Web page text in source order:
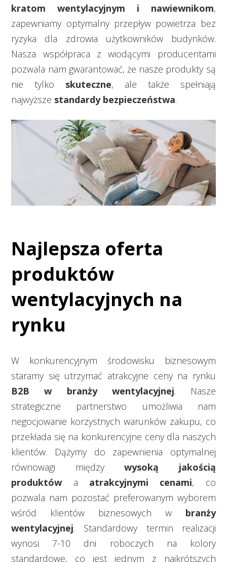
kratom wentylacyjnym i nawiewnikom,
zapewniamy optymalny przepływ powietrza bez
ryzyka dla zdrowia użytkowników budynków.
Nasza współpraca z wiodącymi producentami
pozwala nam gwarantować, że nasze produkty są
nie tylko skuteczne, ale także spełniają
najwyższe standardy bezpieczeństwa.
Najlepsza oferta
produktów
wentylacyjnych na
rynku
W konkurencyjnym środowisku biznesowym
staramy się utrzymać atrakcyjne ceny na rynku
B2B w branży wentylacyjnej. Nasze
strategiczne partnerstwo umożliwia nam
negocjowanie korzystnych warunków zakupu, co
przekłada się na konkurencyjne ceny dla naszych
klientów. Dążymy do zapewnienia optymalnej
równowagi międzywysoką jakością
produktów a atrakcyjnymi cenami, co
pozwala nam pozostać preferowanym wyborem
wśród klientów biznesowych w branży
wentylacyjnej. Standardowy termin realizacji
wynosi7-10 dni roboczych na kolory
standardowe, co jest jednym z najkrótszych